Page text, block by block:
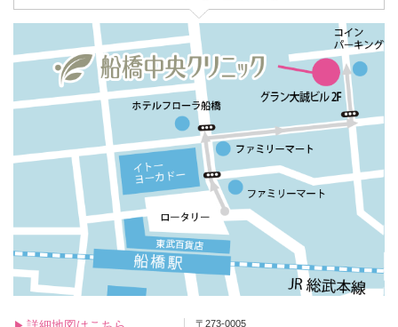
〒273-0005